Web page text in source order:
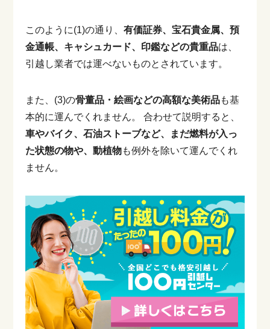
このように(1)の通り、有価証券、宝石貴金属、預
金通帳、キャシュカード、印鑑などの貴重品は、
引越し業者では運べないものとされています。
また、(3)の骨董品・絵画などの高額な美術品も基
本的に運んでくれません。
合わせて説明すると、
車やバイク、石油ストーブなど、まだ燃料が入っ
た状態の物や、動植物も例外を除いて運んでくれ
ません。